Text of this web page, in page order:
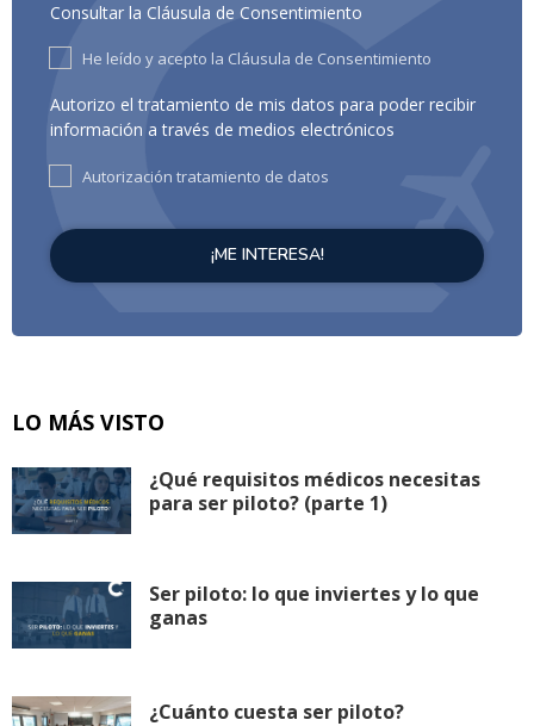
Consultar la Cláusula de Consentimiento
He leído y acepto la Cláusula de Consentimiento
Autorizo el tratamiento de mis datos para poder recibir
información a través de medios electrónicos
Autorización tratamiento de datos
LO MÁS VISTO
¿Qué requisitos médicos necesitas
para ser piloto? (parte 1)
Ser piloto: lo que inviertes y lo que
ganas
¿Cuánto cuesta ser piloto?